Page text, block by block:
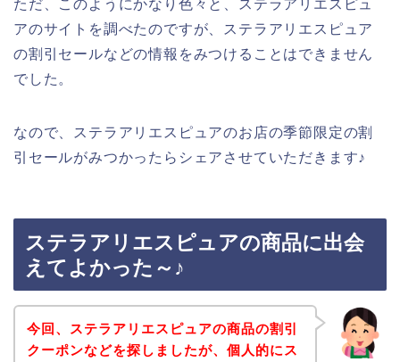
ただ、このようにかなり色々と、ステラアリエスピュ
アのサイトを調べたのですが、ステラアリエスピュア
の割引セールなどの情報をみつけることはできません
でした。
なので、ステラアリエスピュアのお店の季節限定の割
引セールがみつかったらシェアさせていただきます♪
ステラアリエスピュアの商品に出会
えてよかった～♪
今回、ステラアリエスピュアの商品の割引
クーポンなどを探しましたが、個人的にス